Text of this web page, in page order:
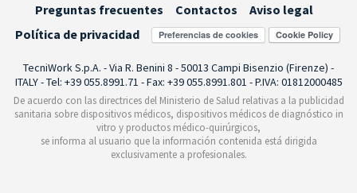
Preguntas frecuentes
Contactos
Aviso legal
Política de privacidad
Preferencias de cookies
TecniWork S.p.A. - Via R. Benini 8 - 50013 Campi Bisenzio (Firenze) -
ITALY - Tel: +39 055.8991.71 - Fax: +39 055.8991.801 - P.IVA: 01812000485
De acuerdo con las directrices del Ministerio de Salud relativas a la publicidad
sanitaria sobre dispositivos médicos, dispositivos médicos de diagnóstico in
vitro y productos médico-quirúrgicos,
se informa al usuario que la información contenida está dirigida
exclusivamente a profesionales.